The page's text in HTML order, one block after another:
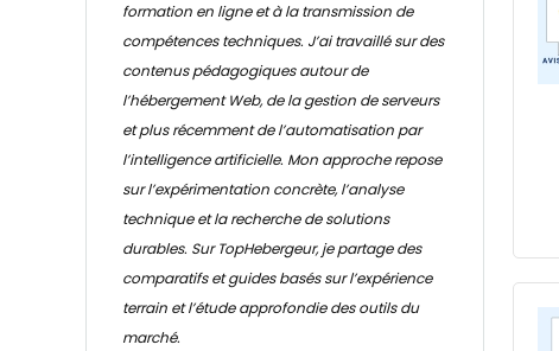
formation en ligne et à la transmission de
compétences techniques. J’ai travaillé sur des
contenus pédagogiques autour de
l’hébergement Web, de la gestion de serveurs
et plus récemment de l’automatisation par
l’intelligence artificielle. Mon approche repose
sur l’expérimentation concrète, l’analyse
technique et la recherche de solutions
durables. Sur TopHebergeur, je partage des
comparatifs et guides basés sur l’expérience
terrain et l’étude approfondie des outils du
marché.